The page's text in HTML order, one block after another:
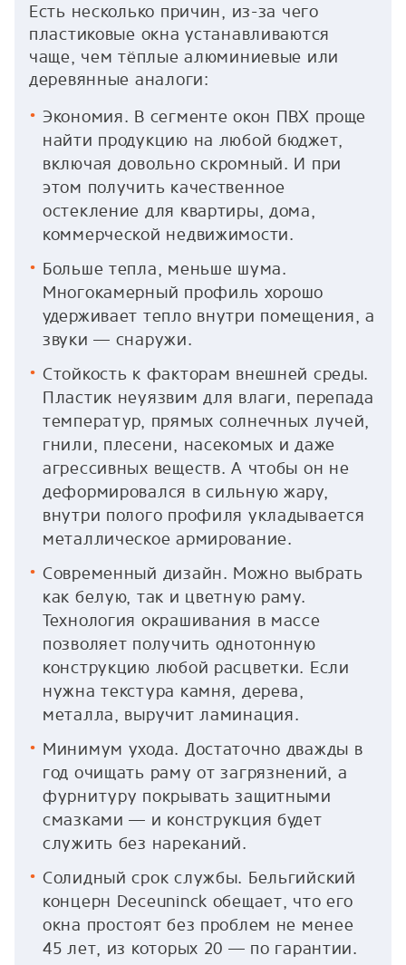
Есть несколько причин, из-за чего
пластиковые окна устанавливаются
чаще, чем тёплые алюминиевые или
деревянные аналоги:
Экономия. В сегменте окон ПВХ проще
найти продукцию на любой бюджет,
включая довольно скромный. И при
этом получить качественное
остекление для квартиры, дома,
коммерческой недвижимости.
Больше тепла, меньше шума.
Многокамерный профиль хорошо
удерживает тепло внутри помещения, а
звуки — снаружи.
Стойкость к факторам внешней среды.
Пластик неуязвим для влаги, перепада
температур, прямых солнечных лучей,
гнили, плесени, насекомых и даже
агрессивных веществ. А чтобы он не
деформировался в сильную жару,
внутри полого профиля укладывается
металлическое армирование.
Современный дизайн. Можно выбрать
как белую, так и цветную раму.
Технология окрашивания в массе
позволяет получить однотонную
конструкцию любой расцветки. Если
нужна текстура камня, дерева,
металла, выручит ламинация.
Минимум ухода. Достаточно дважды в
год очищать раму от загрязнений, а
фурнитуру покрывать защитными
смазками — и конструкция будет
служить без нареканий.
Солидный срок службы. Бельгийский
концерн Deceuninck обещает, что его
окна простоят без проблем не менее
45 лет, из которых 20 — по гарантии.